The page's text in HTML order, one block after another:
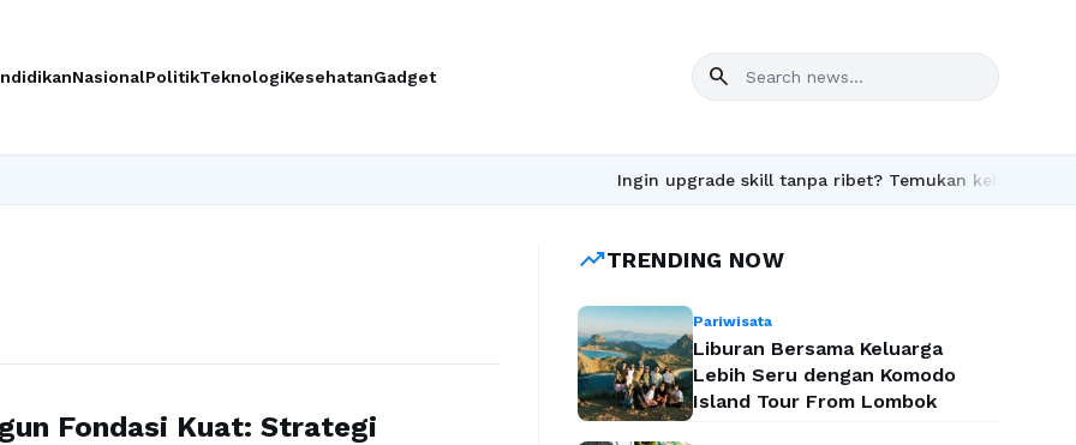
NasionalPolitikTeknologiKesehatanGadget search
Ingin upgrade skill tanpa ribet? Temukan kelas seru dan
Fondasi Kuat: Strategi
trending_upTRENDING NOW
Pariwisata
Liburan Bersama Keluarga
Lebih Seru dengan Komodo
Island Tour From Lombok